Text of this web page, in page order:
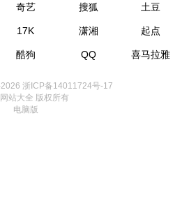
奇艺 搜狐 土豆
17K 潇湘 起点
酷狗 QQ 喜马拉雅
2026 浙ICP备14011724号-17
站大全 版权所有
电脑版